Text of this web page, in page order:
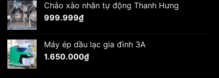
1.650.000₫. là:
Chảo xào nhân tự động Thanh Hưng
999.999₫
Máy ép dầu lạc gia đình 3A
1.650.000₫